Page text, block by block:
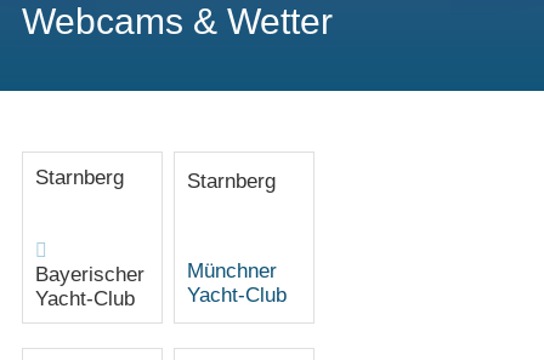
Webcams & Wetter
Starnberg
Bayerischer
Yacht-Club
Starnberg
Münchner
Yacht-Club